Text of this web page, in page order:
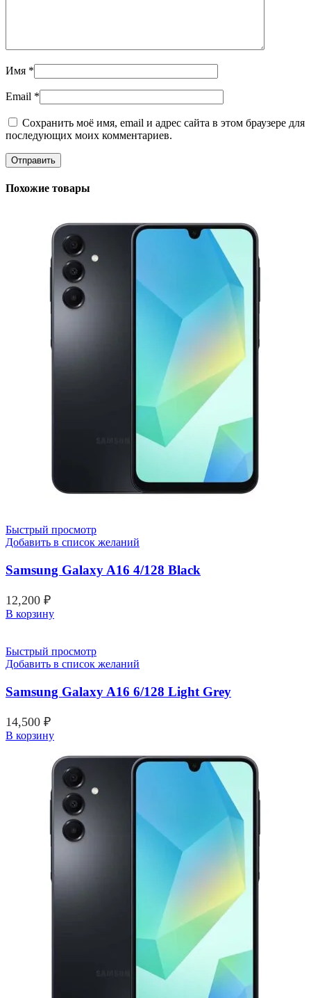
Имя *
Email *
Сохранить моё имя, email и адрес сайта в этом браузере для
последующих моих комментариев.
Похожие товары
Быстрый просмотр
Добавить в список желаний
Samsung Galaxy A16 4/128 Black
12,200 ₽
В корзину
Быстрый просмотр
Добавить в список желаний
Samsung Galaxy A16 6/128 Light Grey
14,500 ₽
В корзину